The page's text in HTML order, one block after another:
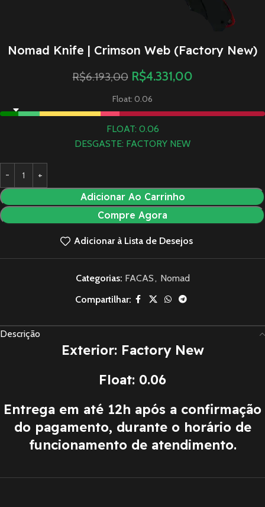
Nomad Knife | Crimson Web (Factory New)
R$6.193,00 R$4.331,00
Float: 0.06
FLOAT: 0.06
DESGASTE: FACTORY NEW
Adicionar Ao Carrinho
Compre Agora
Adicionar à Lista de Desejos
Categorias: FACAS, Nomad
Compartilhar:
Descrição
Exterior: Factory New
Float: 0.06
Entrega em até 12h após a confirmação
do pagamento, durante o horário de
funcionamento de atendimento.